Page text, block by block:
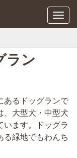
メ
ニ
ラン
あるドッグランで
、大型犬・中型犬
います。ドッグラ
る緑地でもわんち